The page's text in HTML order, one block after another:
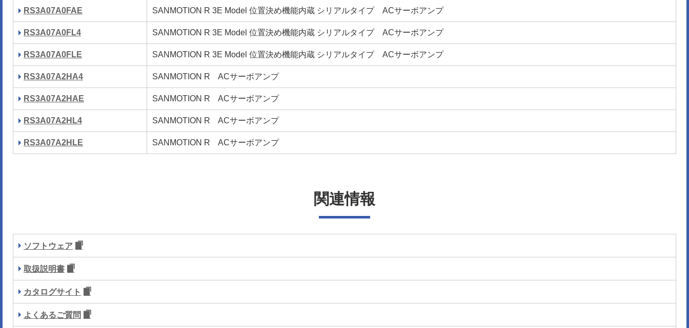
RS3A07A0FAE SANMOTION R 3E Model 位置決め機能内蔵 シリアルタイプ ACサーボアンプ
RS3A07A0FL4 SANMOTION R 3E Model 位置決め機能内蔵 シリアルタイプ ACサーボアンプ
RS3A07A0FLE SANMOTION R 3E Model 位置決め機能内蔵 シリアルタイプ ACサーボアンプ
RS3A07A2HA4 SANMOTION R ACサーボアンプ
RS3A07A2HAE SANMOTION R ACサーボアンプ
RS3A07A2HL4 SANMOTION R ACサーボアンプ
RS3A07A2HLE SANMOTION R ACサーボアンプ
関連情報
ソフトウェア
取扱説明書
カタログサイト
よくあるご質問